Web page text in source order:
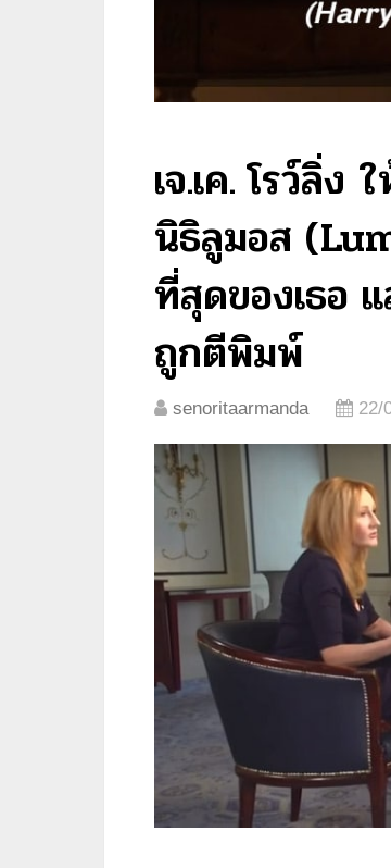
เจ.เค. โรว์ลิ่
นิธิลูมอส
ที่สุดของเธอ
ถูกตีพิมพ์
senoritaarmanda 22/